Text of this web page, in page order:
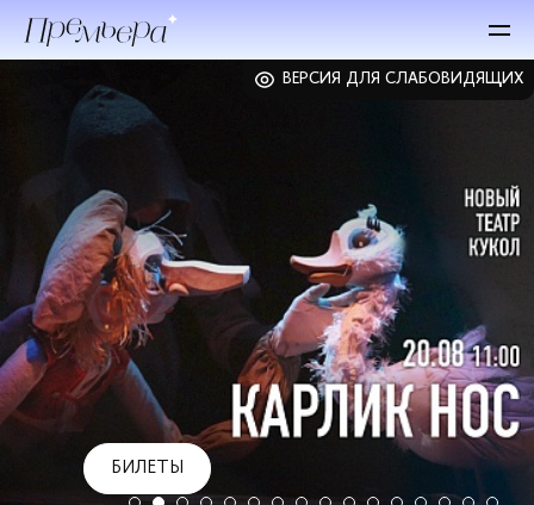
ВЕРСИЯ ДЛЯ СЛАБОВИДЯЩИХ
БИЛЕТЫ